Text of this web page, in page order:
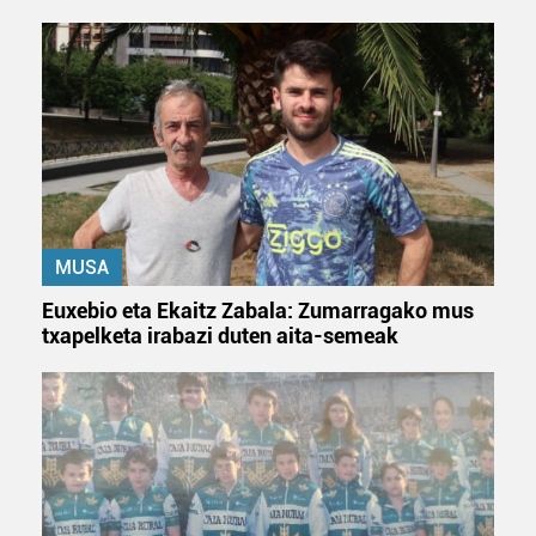
MUSA
Euxebio eta Ekaitz Zabala: Zumarragako mus
txapelketa irabazi duten aita-semeak